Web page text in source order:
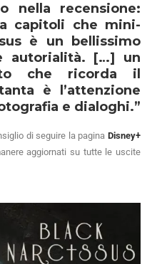
nella recensione:
capitoli che mini-
è un bellissimo
autorialità. […] un
che ricorda il
è l’attenzione
e dialoghi.”
di seguire la pagina Disney+
aggiornati su tutte le uscite